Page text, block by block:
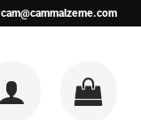
cam@cammalzeme.com